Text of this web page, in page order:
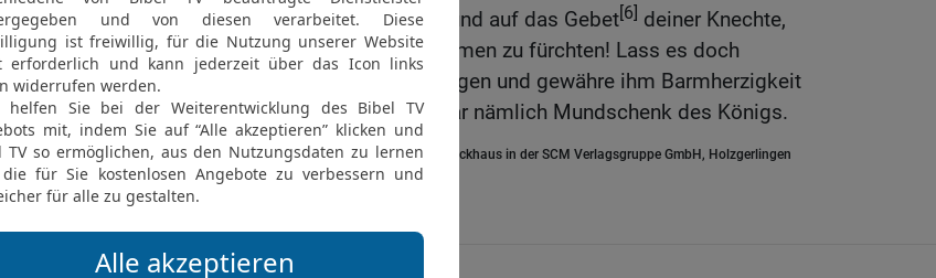
Gebet
[6]deines Knechtes und auf das Gebet[6] deiner Knechte,
die gewillt sind, deinen Namen zu fürchten! Lass es doch
deinem Knecht heute gelingen und gewähre ihm Barmherzigkeit
vor diesem Mann! – Ich war nämlich Mundschenk des Königs.
Elberfelder Bibel 2006, © 2006 SCM R.Brockhaus in der SCM Verlagsgruppe GmbH, Holzgerlingen